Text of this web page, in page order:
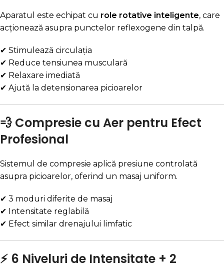
Aparatul este echipat cu role rotative inteligente, care
acționează asupra punctelor reflexogene din talpă.
✔ Stimulează circulația
✔ Reduce tensiunea musculară
✔ Relaxare imediată
✔ Ajută la detensionarea picioarelor
💨 Compresie cu Aer pentru Efect
Profesional
Sistemul de compresie aplică presiune controlată
asupra picioarelor, oferind un masaj uniform.
✔ 3 moduri diferite de masaj
✔ Intensitate reglabilă
✔ Efect similar drenajului limfatic
⚡ 6 Niveluri de Intensitate + 2